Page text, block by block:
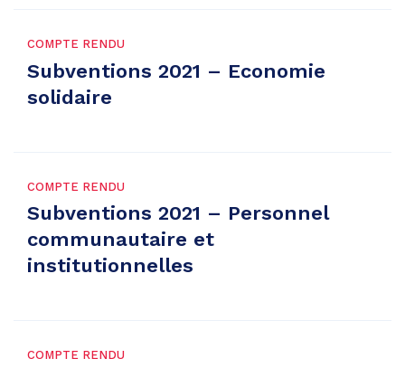
COMPTE RENDU
Subventions 2021 – Economie
solidaire
COMPTE RENDU
Subventions 2021 – Personnel
communautaire et
institutionnelles
COMPTE RENDU